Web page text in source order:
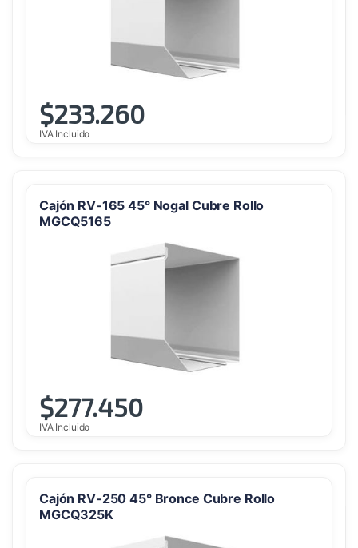
$233.260
IVA Incluido
Cajón RV-165 45° Nogal Cubre Rollo
MGCQ5165
$277.450
IVA Incluido
Cajón RV-250 45° Bronce Cubre Rollo
MGCQ325K